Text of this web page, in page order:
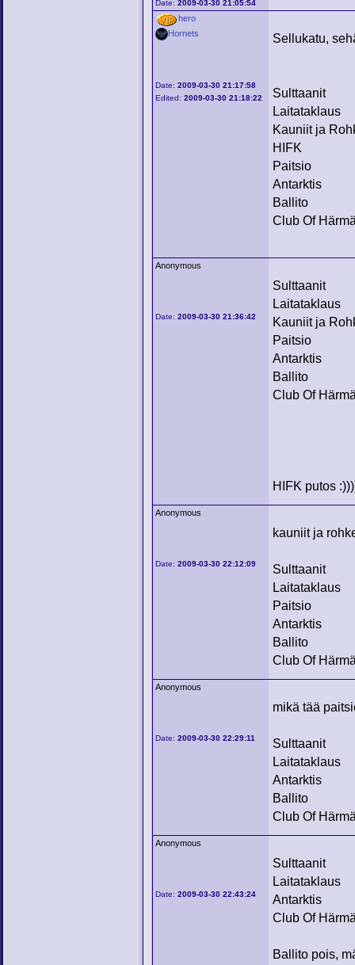
Date:2009-03-30 21:05:54
hero
Hornets
Date:2009-03-30 21:17:58
Edited:2009-03-30 21:18:22
Sellukatu,
Sulttaanit
Laitataklaus
Kauniit ja
HIFK
Paitsio
Antarktis
Ballito
Club Of
Anonymous
Date:2009-03-30 21:36:42
Sulttaanit
Laitataklaus
Kauniit ja
Paitsio
Antarktis
Ballito
Club Of
HIFK putos
Anonymous
Date:2009-03-30 22:12:09
kauniit ja
Sulttaanit
Laitataklaus
Paitsio
Antarktis
Ballito
Club Of
Anonymous
Date:2009-03-30 22:29:11
mikä tää
Sulttaanit
Laitataklaus
Antarktis
Ballito
Club Of
Anonymous
Date:2009-03-30 22:43:24
Sulttaanit
Laitataklaus
Antarktis
Club Of
Ballito pois,